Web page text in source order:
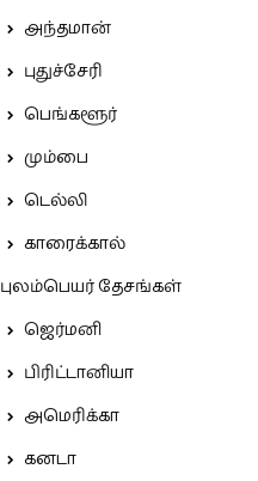
அந்தமான்
புதுச்சேரி
பெங்களூர்
மும்பை
டெல்லி
காரைக்கால்
புலம்பெயர் தேசங்கள்
ஜெர்மனி
பிரிட்டானியா
அமெரிக்கா
கனடா